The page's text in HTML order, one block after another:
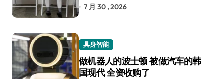
7 月 30 , 2026
具身智能
做机器人的波士顿 被做汽车的韩
国现代 全资收购了